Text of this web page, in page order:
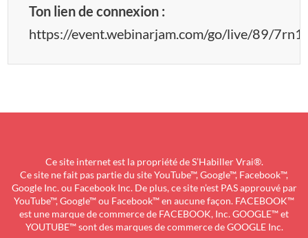
Ton lien de connexion :
https://event.webinarjam.com/go/live/89/
Ce site internet est la propriété de S’Habiller Vrai®.
Ce site ne fait pas partie du site YouTube™, Google™, Facebook™,
Google Inc. ou Facebook Inc. De plus, ce site n’est PAS approuvé par
YouTube™, Google™ ou Facebook™ en aucune façon. FACEBOOK™
est une marque de commerce de FACEBOOK, Inc. GOOGLE™ et
YOUTUBE™ sont des marques de commerce de GOOGLE Inc.